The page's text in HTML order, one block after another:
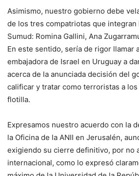
Asimismo, nuestro gobierno debe
de los tres compatriotas que integran
Sumud: Romina Gallini, Ana
En este sentido, sería de rigor llamar
embajadora de Israel en Uruguay a
acerca de la anunciada decisión del
calificar y tratar como terroristas a
flotilla.
Expresamos nuestro acuerdo con la
la Oficina de la ANII en Jerusalén,
exigiendo su cierre definitivo, por no
internacional, como lo expresó